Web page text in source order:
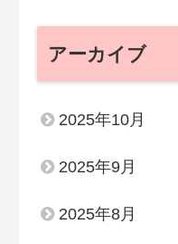
アーカイブ
2025年10月
2025年9月
2025年8月